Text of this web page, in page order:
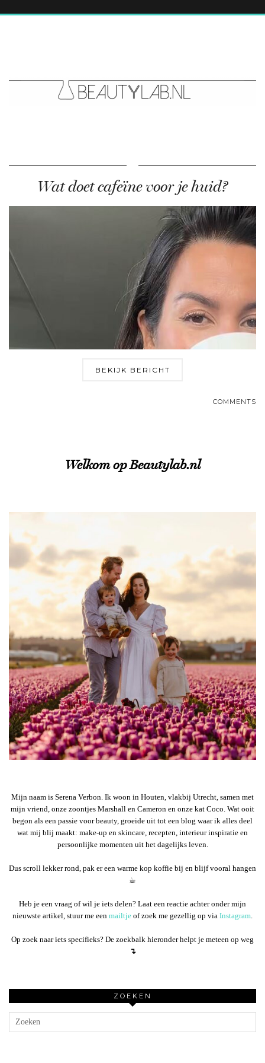
Wat doet cafeïne voor je huid?
BEKIJK BERICHT
COMMENTS
Welkom op Beautylab.nl
Mijn naam is Serena Verbon. Ik woon in Houten, vlakbij Utrecht, samen met
mijn vriend, onze zoontjes Marshall en Cameron en onze kat Coco. Wat ooit
begon als een passie voor beauty, groeide uit tot een blog waar ik alles deel
wat mij blij maakt: make-up en skincare, recepten, interieur inspiratie en
persoonlijke momenten uit het dagelijks leven.
Dus scroll lekker rond, pak er een warme kop koffie bij en blijf vooral hangen
☕︎
Heb je een vraag of wil je iets delen? Laat een reactie achter onder mijn
nieuwste artikel, stuur me een mailtje of zoek me gezellig op via Instagram
Op zoek naar iets specifieks? De zoekbalk hieronder helpt je meteen op weg
↴
ZOEKEN